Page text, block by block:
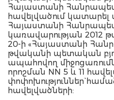
Հայաստանի
հավելվածում կատարել
Հայաստանի
կառավարության 2012
20-ի «Հայաստանի
թվականի պետական
ապահովող
որոշման NN 5 և 11
փոփոխություններ`
հավելվածների: